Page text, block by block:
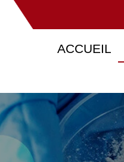
ACCUEIL